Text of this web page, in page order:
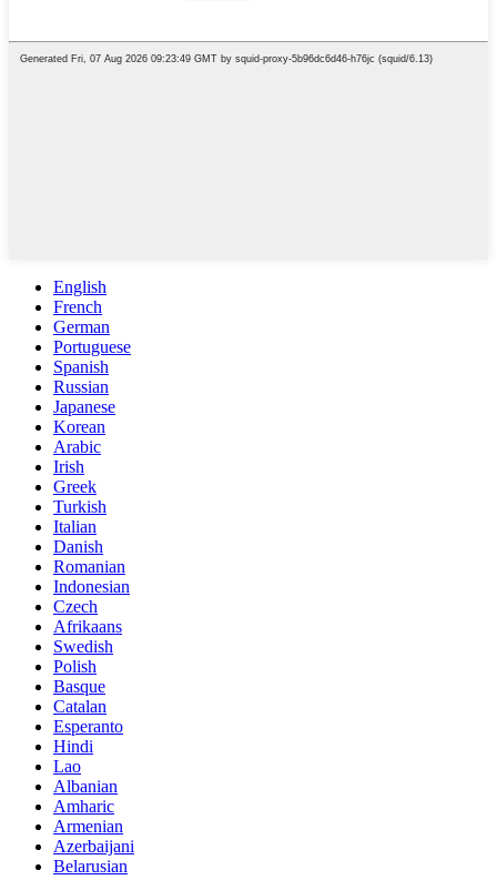
English
French
German
Portuguese
Spanish
Russian
Japanese
Korean
Arabic
Irish
Greek
Turkish
Italian
Danish
Romanian
Indonesian
Czech
Afrikaans
Swedish
Polish
Basque
Catalan
Esperanto
Hindi
Lao
Albanian
Amharic
Armenian
Azerbaijani
Belarusian